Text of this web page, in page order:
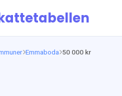
Emmaboda 50 000 kr